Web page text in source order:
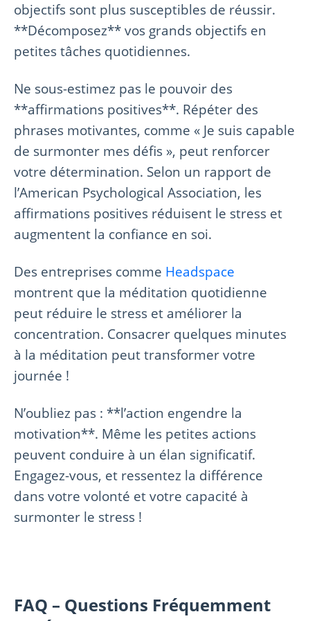
objectifs sont plus susceptibles de réussir.
**Décomposez** vos grands objectifs en
petites tâches quotidiennes.
Ne sous-estimez pas le pouvoir des
**affirmations positives**. Répéter des
phrases motivantes, comme « Je suis capable
de surmonter mes défis », peut renforcer
votre détermination. Selon un rapport de
l’American Psychological Association, les
affirmations positives réduisent le stress et
augmentent la confiance en soi.
Des entreprises comme Headspace
montrent que la méditation quotidienne
peut réduire le stress et améliorer la
concentration. Consacrer quelques minutes
à la méditation peut transformer votre
journée !
N’oubliez pas : **l’action engendre la
motivation**. Même les petites actions
peuvent conduire à un élan significatif.
Engagez-vous, et ressentez la différence
dans votre volonté et votre capacité à
surmonter le stress !
FAQ – Questions Fréquemment